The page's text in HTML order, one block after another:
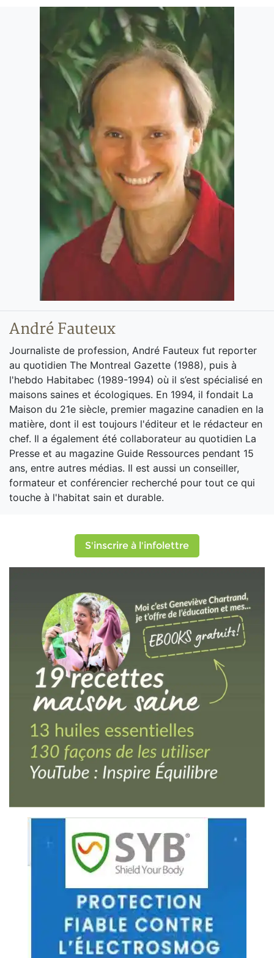
André Fauteux
Journaliste de profession, André Fauteux fut reporter
au quotidien The Montreal Gazette (1988), puis à
l'hebdo Habitabec (1989-1994) où il s’est spécialisé en
maisons saines et écologiques. En 1994, il fondait La
Maison du 21e siècle, premier magazine canadien en la
matière, dont il est toujours l'éditeur et le rédacteur en
chef. Il a également été collaborateur au quotidien La
Presse et au magazine Guide Ressources pendant 15
ans, entre autres médias. Il est aussi un conseiller,
formateur et conférencier recherché pour tout ce qui
touche à l'habitat sain et durable.
S'inscrire à l'infolettre